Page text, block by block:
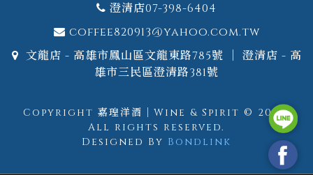
澄清店07-398-6404
coffee820913@yahoo.com.tw
文龍店 - 高雄市鳳山區文龍東路785號 ｜ 澄清店 - 高
雄市三民區澄清路381號
Copyright 嘉瑝洋酒｜Wine & Spirit © 2026.
All rights reserved.
Designed By Bondlink